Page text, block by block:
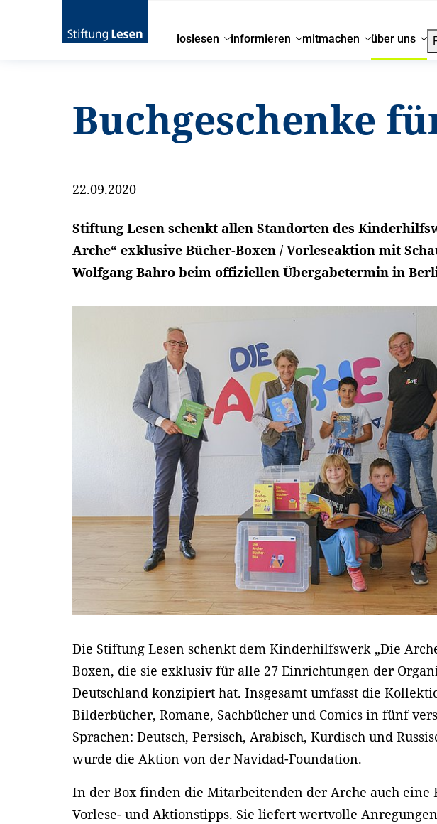
loslesen informieren mitmachen über uns
Buchgeschenke
22.09.2020
Stiftung Lesen schenkt allen Standorten des
Arche“ exklusive Bücher-Boxen / Vorleseaktion mit
Wolfgang Bahro beim offiziellen Übergabetermin in
Die Stiftung Lesen schenkt dem Kinderhilfswerk „Die
Boxen, die sie exklusiv für alle 27 Einrichtungen der
Deutschland konzipiert hat. Insgesamt umfasst die
Bilderbücher, Romane, Sachbücher und Comics in fünf
Sprachen: Deutsch, Persisch, Arabisch, Kurdisch und
wurde die Aktion von der Navidad-Foundation.
In der Box finden die Mitarbeitenden der Arche auch eine
Vorlese- und Aktionstipps. Sie liefert wertvolle